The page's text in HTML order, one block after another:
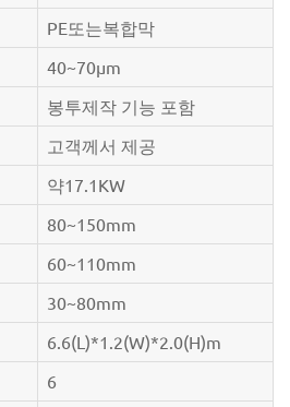
PE또는복합막
40~70µm
봉투제작 기능 포함
고객께서 제공
약17.1KW
80~150mm
60~110mm
30~80mm
6.6(L)*1.2(W)*2.0(H)m
6